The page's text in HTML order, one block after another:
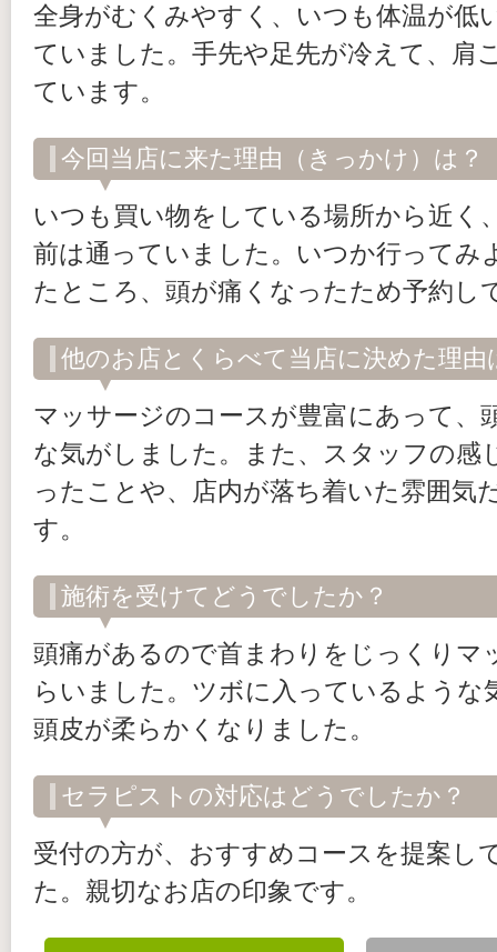
全身がむくみやすく、いつも体温が低
ていました。手先や足先が冷えて、肩
ています。
今回当店に来た理由（きっかけ）は？
いつも買い物をしている場所から近く
前は通っていました。いつか行ってみ
たところ、頭が痛くなったため予約し
他のお店とくらべて当店に決めた理由
マッサージのコースが豊富にあって、
な気がしました。また、スタッフの感
ったことや、店内が落ち着いた雰囲気
す。
施術を受けてどうでしたか？
頭痛があるので首まわりをじっくりマ
らいました。ツボに入っているような
頭皮が柔らかくなりました。
セラピストの対応はどうでしたか？
受付の方が、おすすめコースを提案し
た。親切なお店の印象です。